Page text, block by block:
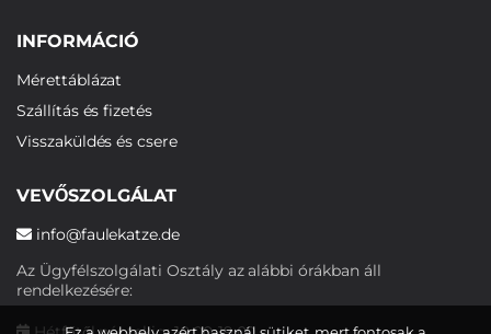
INFORMÁCIÓ
Mérettáblázat
Szállítás és fizetés
Visszaküldés és csere
VEVŐSZOLGÁLAT
info@faulekatze.de
Az Ügyfélszolgálati Osztály az alábbi órákban áll
rendelkezésére: